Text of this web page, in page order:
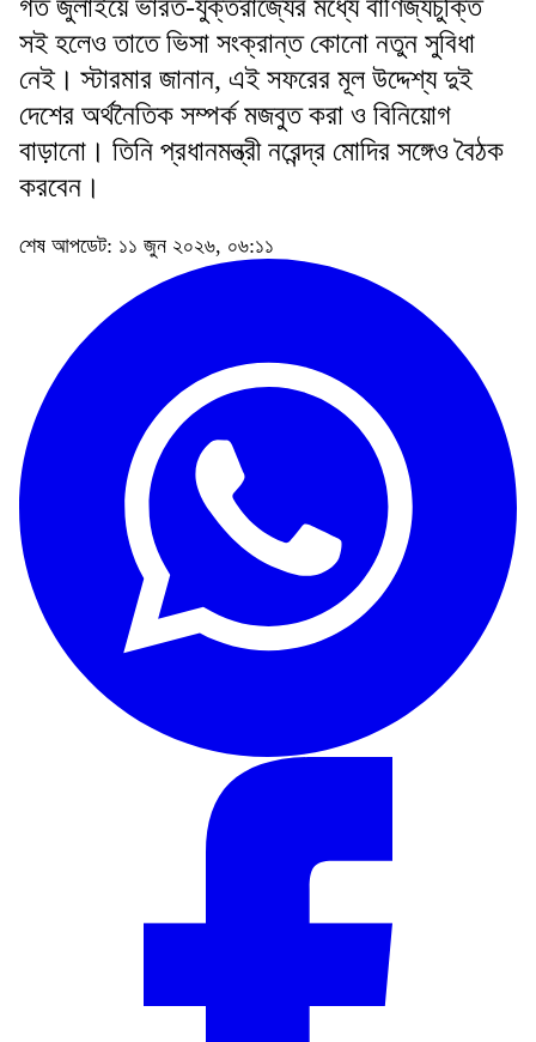
গত জুলাইয়ে ভারত-যুক্তরাজ্যের মধ্যে বাণিজ্যচুক্তি
সই হলেও তাতে ভিসা সংক্রান্ত কোনো নতুন সুবিধা
নেই। স্টারমার জানান, এই সফরের মূল উদ্দেশ্য দুই
দেশের অর্থনৈতিক সম্পর্ক মজবুত করা ও বিনিয়োগ
বাড়ানো। তিনি প্রধানমন্ত্রী নরেন্দ্র মোদির সঙ্গেও বৈঠক
করবেন।
শেষ আপডেট: ১১ জুন ২০২৬, ০৬:১১